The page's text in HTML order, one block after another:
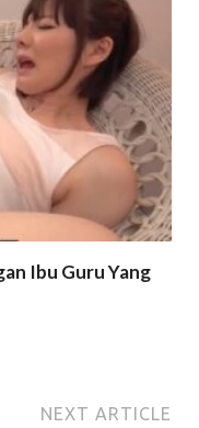
Ibu Guru Yang
NEXT ARTICLE